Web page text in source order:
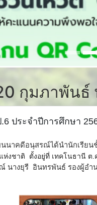
กุมภาพันธ์
ประจำปีการศึกษา
นนาคดีอนุสรณ์ได้นำนักเรี
งชาติ ตั้งอยู่ที่ เทคโนธานี ต.
นางยุรี อินทรพันธ์ รองผู้อ